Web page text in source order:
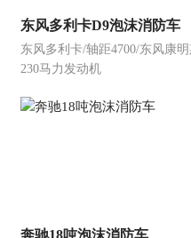
东风多利卡D9泡沫消防车
东风多利卡/轴距4700/东风康
230马力发动机